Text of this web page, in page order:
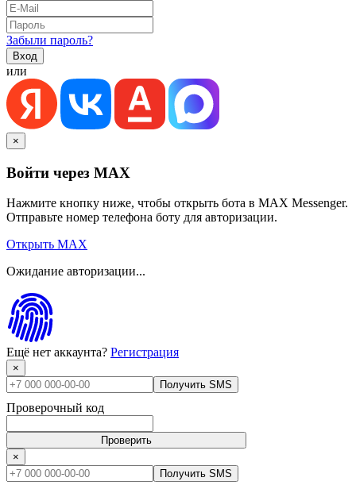
Забыли пароль?
или
×
Войти через MAX
Нажмите кнопку ниже, чтобы открыть бота в MAX Messenger.
Отправьте номер телефона боту для авторизации.
Открыть MAX
Ожидание авторизации...
Ещё нет аккаунта? Регистрация
×
Получить SMS
Проверочный код
Проверить
×
Получить SMS